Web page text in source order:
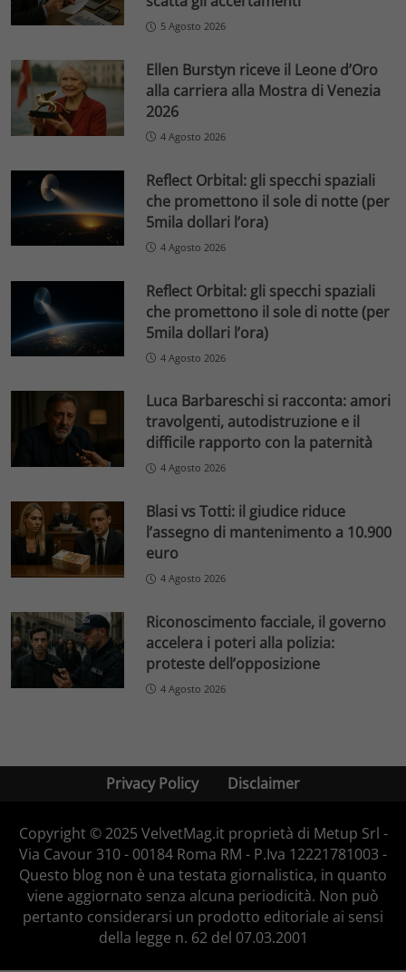
5 Agosto 2026
Ellen Burstyn riceve il Leone d’Oro
alla carriera alla Mostra di Venezia
2026
4 Agosto 2026
Reflect Orbital: gli specchi spaziali
che promettono il sole di notte (per
5mila dollari l’ora)
4 Agosto 2026
Reflect Orbital: gli specchi spaziali
che promettono il sole di notte (per
5mila dollari l’ora)
4 Agosto 2026
Luca Barbareschi si racconta: amori
travolgenti, autodistruzione e il
difficile rapporto con la paternità
4 Agosto 2026
Blasi vs Totti: il giudice riduce
l’assegno di mantenimento a 10.900
euro
4 Agosto 2026
Riconoscimento facciale, il governo
accelera i poteri alla polizia:
proteste dell’opposizione
4 Agosto 2026
Privacy Policy Disclaimer
Copyright © 2025 VelvetMag.it proprietà di Metup Srl -
Via Cavour 310 - 00184 Roma RM - P.Iva 12221781003 -
Questo blog non è una testata giornalistica, in quanto
viene aggiornato senza alcuna periodicità. Non può
pertanto considerarsi un prodotto editoriale ai sensi
della legge n. 62 del 07.03.2001